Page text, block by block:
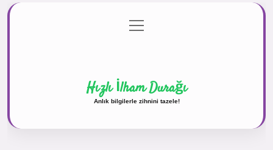
Gizlilik Politikası
menüyü
aç
Hızlı İlham Durağı
Anlık bilgilerle zihnini tazele!